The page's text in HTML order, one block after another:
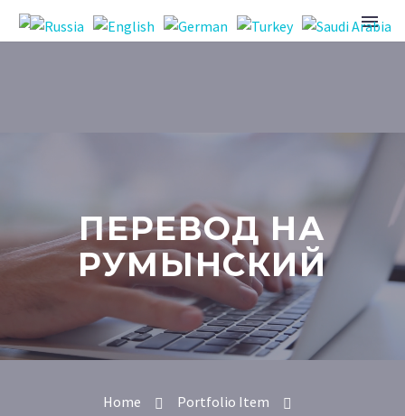
ПЕРЕВОД НА
РУМЫНСКИЙ
Home
Portfolio Item